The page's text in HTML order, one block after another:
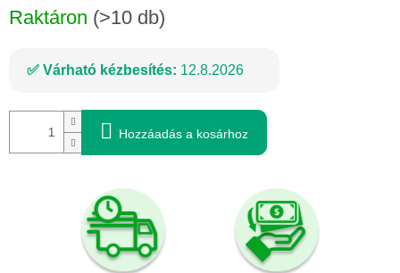
Raktáron (>10 db)
Várható kézbesítés: 12.8.2026
Hozzáadás a kosárhoz